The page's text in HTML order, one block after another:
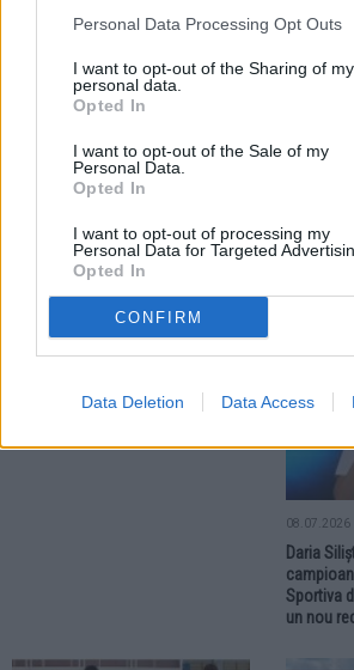
Personal Data Processing Opt Outs
I want to opt-out of the Sharing of my
personal data.
Opted In
I want to opt-out of the Sale of my
Personal Data.
Opted In
I want to opt-out of processing my
Personal Data for Targeted
Opted In
CONFIRM
Data Deletion Data Access
Daria Silișteanu și Aissia Prisecariu
luptă pentru medaliile europene.
Medalie
SPORT
08.07.2026
Daria
Sportiva
un nou